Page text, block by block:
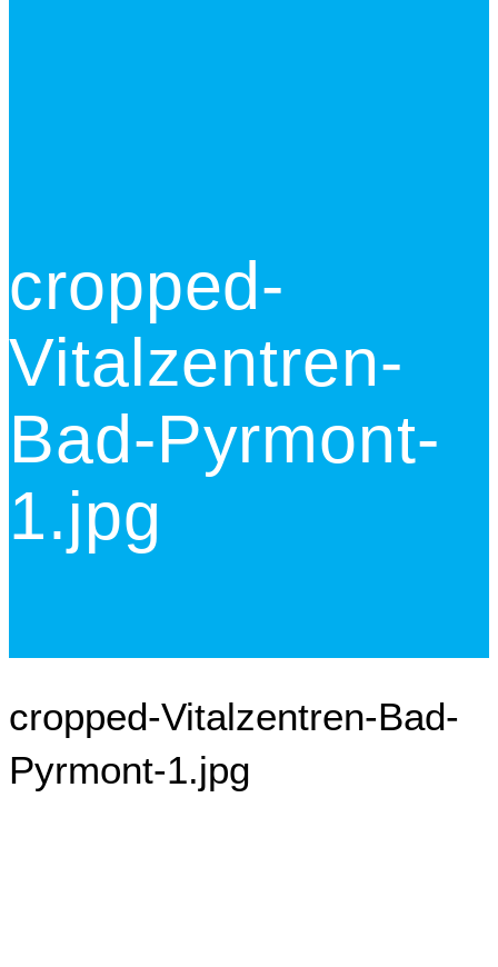
cropped-
Vitalzentren-
Bad-Pyrmont-
1.jpg
cropped-Vitalzentren-Bad-
Pyrmont-1.jpg